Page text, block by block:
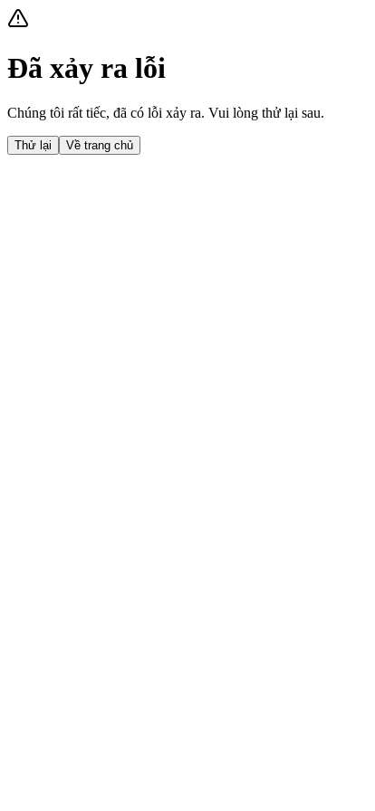
Đã xảy ra lỗi
Chúng tôi rất tiếc, đã có lỗi xảy ra. Vui lòng thử lại sau.
Thử lại Về trang chủ